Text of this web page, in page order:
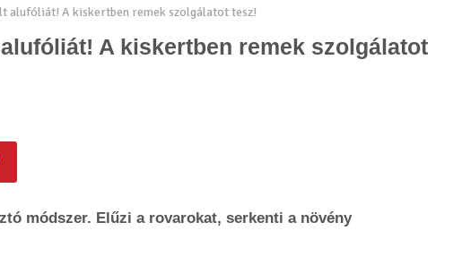
alufóliát! A kiskertben remek szolgálatot tesz!
A kiskertben remek szolgálatot
módszer. Elűzi a rovarokat, serkenti a növény